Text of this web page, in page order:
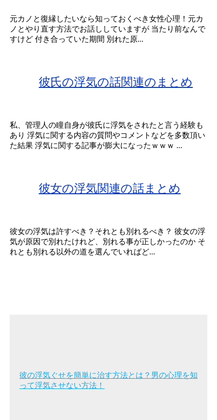
元カノと復縁したいなら知っておくべき女性心理！元カ
ノとやり直す方法でお話ししていますが 当たり前なんで
すけど 付き合っていた期間 別れた原...
彼氏の浮気の話関連のまとめ
私、管理人の瞳自身が彼氏に浮気をされたと言う経験も
あり 浮気に関する内容の質問やコメントなどを多数頂い
た結果 浮気に関する記事が膨大になったｗｗｗ ...
彼女の浮気関連の話まとめ
彼女の浮気は許すべき？それとも別れるべき？ 彼女の浮
気が原因で別れたけれど、別れる事が正しかったのか そ
れとも別れる以外の道を選んでいればど...
彼の浮気ぐせを簡単に治す方法とは？男の心理を知
って浮気させない方法！